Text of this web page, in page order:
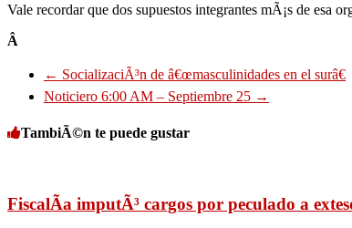
Vale recordar que dos supuestos integrantes mÃ¡s de esa
Â
← SocializaciÃ³n de â€œmasculinidades en el surâ€
Noticiero 6:00 AM – Septiembre 25 →
TambiÃ©n te puede gustar
FiscalÃ­a imputÃ³ cargos por peculado a